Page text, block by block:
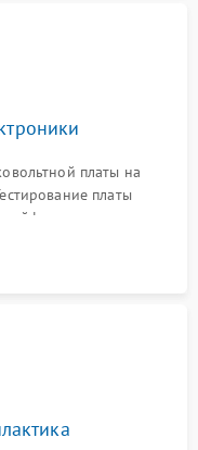
платы на
платы
контактов
и наличия